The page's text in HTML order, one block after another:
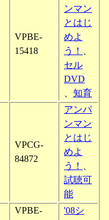
VPBE-
15418
ンマン
とはじ
めよ
う！
セル
DVD
知育
VPCG-
84872
アンパ
ンマン
とはじ
めよ
う！
試聴可
能
VPBE-
'08シ